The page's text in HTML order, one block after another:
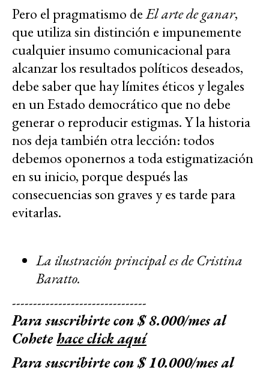
Pero el pragmatismo deEl arte de ganar,
que utiliza sin distinción e impunemente
cualquier insumo comunicacional para
alcanzar los resultados políticos deseados,
debe saber que hay límites éticos y legales
en un Estado democrático que no debe
generar o reproducir estigmas. Y la historia
nos deja también otra lección: todos
debemos oponernos a toda estigmatización
en su inicio, porque después las
consecuencias son graves y es tarde para
evitarlas.
La ilustración principal es de Cristina
Baratto.
--------------------------------
Para suscribirte con $ 8.000/mes al
Cohetehace click aquí
Para suscribirte con $ 10.000/mes al